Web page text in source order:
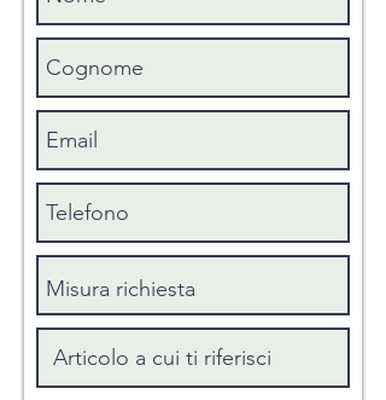
UNA PIAZZA E MEZZO ITALIANA:
alto 25 + una federa cm 50x80
SINGOLO MAXI : sopra cm 170 x 300
cm 50x80
SINGOLO STANDARD : sopra cm 160
x 290 + sotto 80 x 190 alto 25 + una
federa cm 50x80